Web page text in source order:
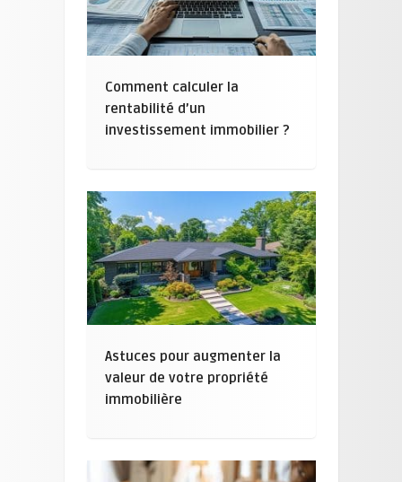
Comment calculer la
rentabilité d’un
investissement immobilier ?
Astuces pour augmenter la
valeur de votre propriété
immobilière